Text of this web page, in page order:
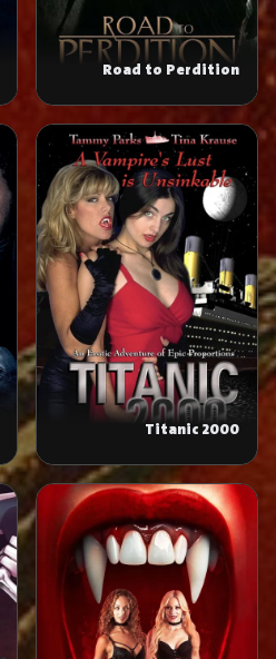
Road to Perdition
Titanic 2000